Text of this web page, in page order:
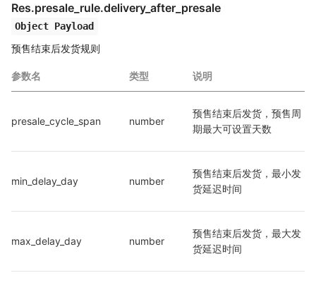
Res.presale_rule.delivery_after_presale
Object Payload
预售结束后发货规则
参数名 类型 说明
presale_cycle_span number
预售结束后发货，预售周
期最大可设置天数
min_delay_day number
预售结束后发货，最小发
货延迟时间
max_delay_day number
预售结束后发货，最大发
货延迟时间